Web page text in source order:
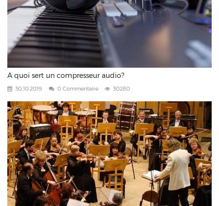
A quoi sert un compresseur audio?
30.10.2019 0 Commentaire 30280